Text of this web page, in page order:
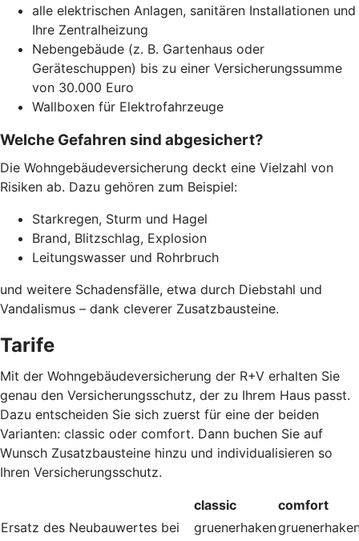
alle elektrischen Anlagen, sanitären Installationen und
Ihre Zentralheizung
Nebengebäude (z. B. Gartenhaus oder
Geräteschuppen) bis zu einer Versicherungssumme
von 30.000 Euro
Wallboxen für Elektrofahrzeuge
Welche Gefahren sind abgesichert?
Die Wohngebäudeversicherung deckt eine Vielzahl von
Risiken ab. Dazu gehören zum Beispiel:
Starkregen, Sturm und Hagel
Brand, Blitzschlag, Explosion
Leitungswasser und Rohrbruch
und weitere Schadensfälle, etwa durch Diebstahl und
Vandalismus – dank cleverer Zusatzbausteine.
Tarife
Mit der Wohngebäudeversicherung der R+V erhalten Sie
genau den Versicherungsschutz, der zu Ihrem Haus passt.
Dazu entscheiden Sie sich zuerst für eine der beiden
Varianten: classic oder comfort. Dann buchen Sie auf
Wunsch Zusatzbausteine hinzu und individualisieren so
Ihren Versicherungsschutz.
classic
comfort
Ersatz des Neubauwertes bei
gruenerhaken